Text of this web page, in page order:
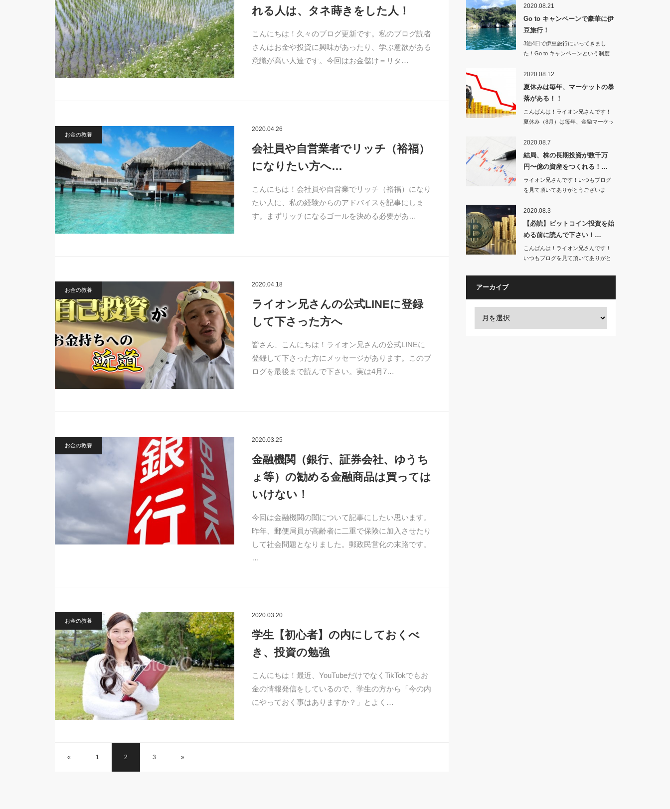
れる人は、タネ蒔きをした人！
こんにちは！久々のブログ更新です。私のブログ読者
さんはお金や投資に興味があったり、学ぶ意欲がある
意識が高い人達です。今回はお金儲け＝リタ…
お金の教養
2020.04.26
会社員や自営業者でリッチ（裕福）
になりたい方へ…
こんにちは！会社員や自営業でリッチ（裕福）になり
たい人に、私の経験からのアドバイスを記事にしま
す。まずリッチになるゴールを決める必要があ…
お金の教養
2020.04.18
ライオン兄さんの公式LINEに登録
して下さった方へ
皆さん、こんにちは！ライオン兄さんの公式LINEに
登録して下さった方にメッセージがあります。このブ
ログを最後まで読んで下さい。実は4月7…
お金の教養
2020.03.25
金融機関（銀行、証券会社、ゆうち
ょ等）の勧める金融商品は買っては
いけない！
今回は金融機関の闇について記事にしたい思います。
昨年、郵便局員が高齢者に二重で保険に加入させたり
して社会問題となりました。郵政民営化の末路です。
…
お金の教養
2020.03.20
学生【初心者】の内にしておくべ
き、投資の勉強
こんにちは！最近、YouTubeだけでなくTikTokでもお
金の情報発信をしているので、学生の方から「今の内
にやっておく事はありますか？」とよく…
« 1 2 3 »
2020.08.21
Go to キャンペーンで豪華に伊
豆旅行！
3泊4日で伊豆旅行にいってきまし
た！Go to キャンペーンという制度
2020.08.12
夏休みは毎年、マーケットの暴
落がある！！
こんばんは！ライオン兄さんです！
夏休み（8月）は毎年、金融マーケッ
2020.08.7
結局、株の長期投資が数千万
円〜億の資産をつくれる！…
ライオン兄さんです！いつもブログ
を見て頂いてありがとうございま
2020.08.3
【必読】ビットコイン投資を始
める前に読んで下さい！…
こんばんは！ライオン兄さんです！
いつもブログを見て頂いてありがと
アーカイブ